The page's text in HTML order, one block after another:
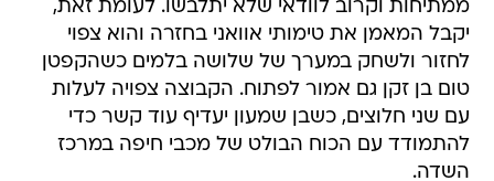
ממתיחות וקרוב לוודאי שלא יתלבשו. לעומת זאת,
יקבל המאמן את טימותי אוואני בחזרה והוא צפוי
לחזור ולשחק במערך של שלושה בלמים כשהקפטן
טום בן זקן גם אמור לפתוח. הקבוצה צפויה לעלות
עם שני חלוצים, כשבן שמעון יעדיף עוד קשר כדי
להתמודד עם הכוח הבולט של מכבי חיפה במרכז
השדה.